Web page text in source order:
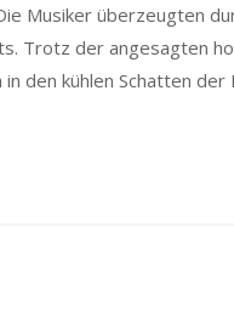
Musiker überzeugten
Trotz der angesagten
den kühlen Schatten